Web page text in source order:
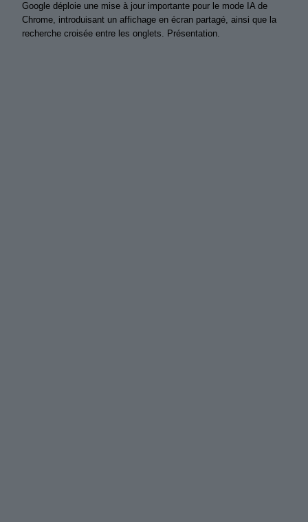
Google déploie une mise à jour importante pour le mode IA de
Chrome, introduisant un affichage en écran partagé, ainsi que la
recherche croisée entre les onglets. Présentation.